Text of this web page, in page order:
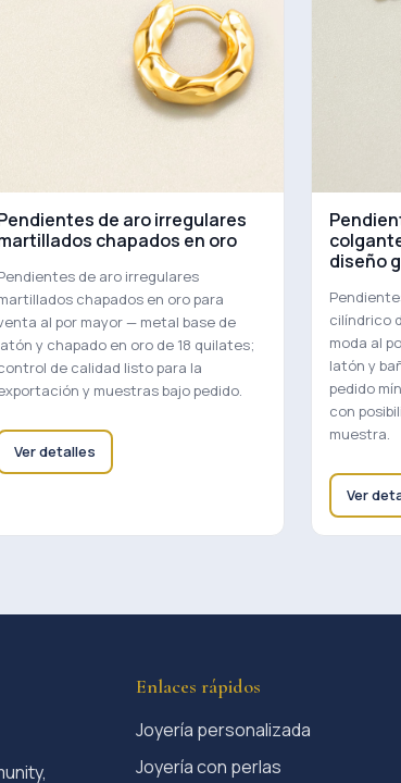
de aro irregulares
chapados en oro
de aro irregulares
chapados en oro para
al por mayor — metal base de
y chapado en oro de 18 quilates;
de calidad listo para la
y muestras bajo pedido.
Ver detalles
diseño
cilíndrico
moda al
latón y
pedido
con
muestra.
Ver
Enlaces rápidos
Joyería personalizada
Joyería con perlas